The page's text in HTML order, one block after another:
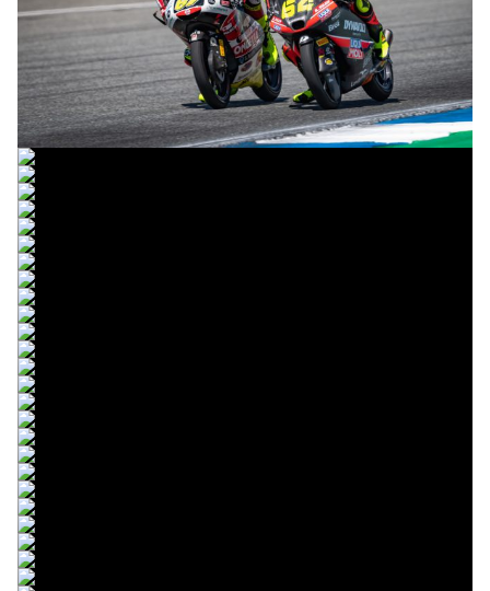
© R. Lekl & S. Wobser
© R. Lekl & S. Wobser
© R. Lekl & S. Wobser
© R. Lekl & S. Wobser
© R. Lekl & S. Wobser
© R. Lekl & S. Wobser
© R. Lekl & S. Wobser
© R. Lekl & S. Wobser
© R. Lekl & S. Wobser
© R. Lekl & S. Wobser
© R. Lekl & S. Wobser
© R. Lekl & S. Wobser
© R. Lekl & S. Wobser
© R. Lekl & S. Wobser
© R. Lekl & S. Wobser
© R. Lekl & S. Wobser
© R. Lekl & S. Wobser
© R. Lekl & S. Wobser
© R. Lekl & S. Wobser
© R. Lekl & S. Wobser
© R. Lekl & S. Wobser
© R. Lekl & S. Wobser
© R. Lekl & S. Wobser
© R. Lekl & S. Wobser